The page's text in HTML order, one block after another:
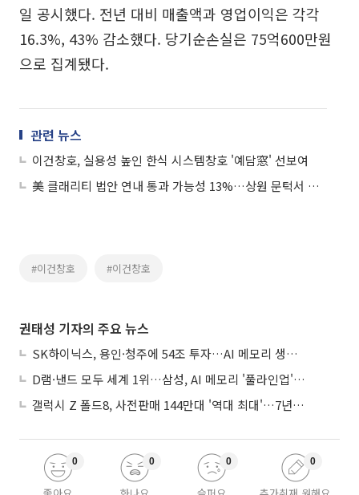
일 공시했다. 전년 대비 매출액과 영업이익은 각각
16.3%, 43% 감소했다. 당기순손실은 75억600만원
으로 집계됐다.
관련 뉴스
이건창호, 실용성 높인 한식 시스템창호 '예담窓' 선보여
美 클래리티 법안 연내 통과 가능성 13%…상원 문턱서 제동
#이건창호 #이건창호
권태성 기자의 주요 뉴스
SK하이닉스, 용인·청주에 54조 투자…AI 메모리 생산기지 키운다
D램·낸드 모두 세계 1위…삼성, AI 메모리 '풀라인업'으로 승부
갤럭시 Z 폴드8, 사전판매 144만대 '역대 최대'…7년만에 갤노트10 기록 넘어
0 0 0 0